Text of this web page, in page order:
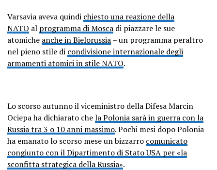
Varsavia aveva quindi chiesto una reazione della
NATO al programma di Mosca di piazzare le sue
atomiche anche in Bielorussia– un programma peraltro
nel pieno stile di condivisione internazionale degli
armamenti atomici in stile NATO.
Lo scorso autunno il viceministro della Difesa Marcin
Ociepa ha dichiarato chela Polonia sarà in guerra con la
Russia tra 3 o 10 anni massimo. Pochi mesi dopo Polonia
ha emanato lo scorso mese un bizzarro comunicato
congiunto con il Dipartimento di Stato USA per «la
sconfitta strategica della Russia».